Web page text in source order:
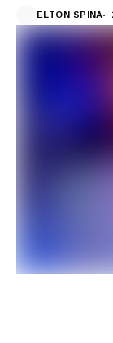
ELTON SPINA